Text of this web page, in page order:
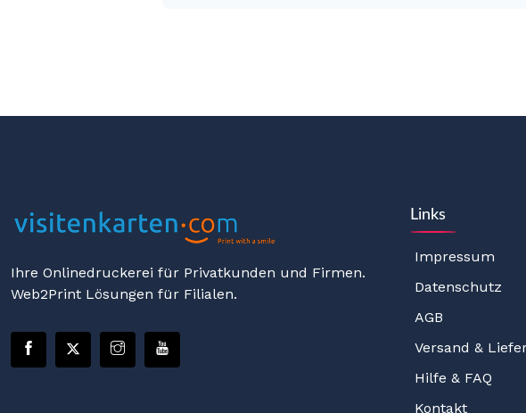
Ihre Onlinedruckerei für Privatkunden und Firmen.
Web2Print Lösungen für Filialen.
Links
Impressum
Datenschutz
AGB
Versand &
Hilfe & FAQ
Kontakt